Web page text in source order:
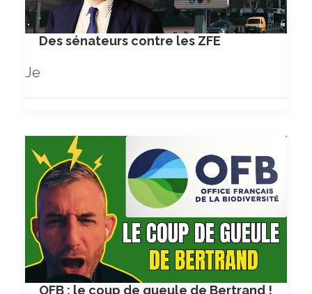
Des sénateurs contre les ZFE
Je
OFB : le coup de gueule de Bertrand !